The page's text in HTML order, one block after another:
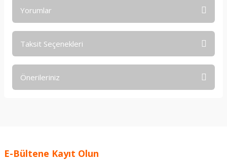
Yorumlar
Taksit Seçenekleri
Önerileriniz
Ürün resmi kalitesiz, bozuk veya görüntülenemiyor.
E-Bültene Kayıt Olun